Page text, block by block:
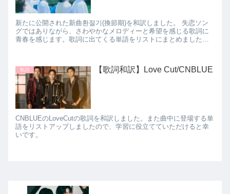
新たに公開された新曲환절기(換節期)を和訳しました。 失恋ソン
グではありながら、さわやかなメロディーと希望を感じる歌詞に
青春を感じます。歌詞に出てくる単語をリストにまとめましたの
歌詞 【歌詞和訳】Love Cut/CNBLUE
CNBLUEのLoveCutの歌詞を和訳しました。また曲中に登場する単
語をリストアップしましたので、学習に役立てていただけると幸
いです。